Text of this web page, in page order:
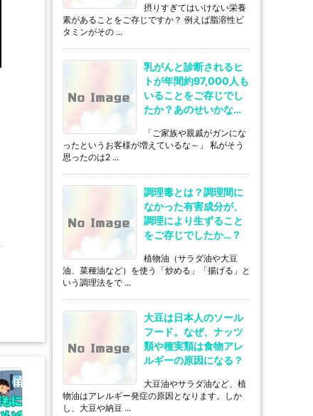
摂りすぎてはいけない栄養
素があることをご存じですか？ 例えば脂溶性ビ
タミンがその ...
乳がんと診断されるヒ
トが年間約97,000人も
いることをご存じでし
たか？あのせいかな…
「ご家族や親戚がガンにな
ったというお客様が増えているな～」 私がそう
思ったのは2 ...
調理毒とは？調理間に
なかった有害成分が、
調理により生ずること
をご存じでしたか…？
植物油（サラダ油や大豆
油、菜種油など）を使う「炒める」「揚げる」と
いう調理法をで ...
大豆は日本人のソール
フード。なぜ、ナッツ
類や種実類は食物アレ
ルギーの原因になる？
大豆油やサラダ油など、植
物油はアレルギー発症の原因となります。しか
し、大豆や納豆 ...